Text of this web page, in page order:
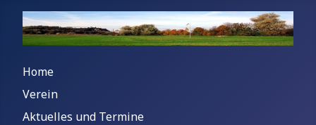
Home
Verein
Aktuelles und Termine